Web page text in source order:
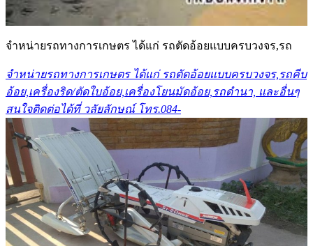
จำหน่ายรถทางการเกษตร ได้แก่ รถตัดอ้อยแบบครบวงจร,รถ
จำหน่ายรถทางการเกษตร ได้แก่ รถตัดอ้อยแบบครบวงจร,รถคีบ
อ้อย,เครื่องริด/ตัดใบอ้อย,เครื่องโยนมัดอ้อย,รถดำนา, และอื่นๆ
สนใจติดต่อได้ที่ วลัยลักษณ์ โทร.084-